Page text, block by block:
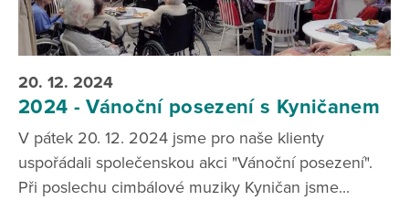
20. 12. 2024
2024 - Vánoční posezení s Kyničanem
V pátek 20. 12. 2024 jsme pro naše klienty
uspořádali společenskou akci "Vánoční posezení".
Při poslechu cimbálové muziky Kyničan jsme...